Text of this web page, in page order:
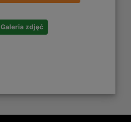
Galeria zdjęć